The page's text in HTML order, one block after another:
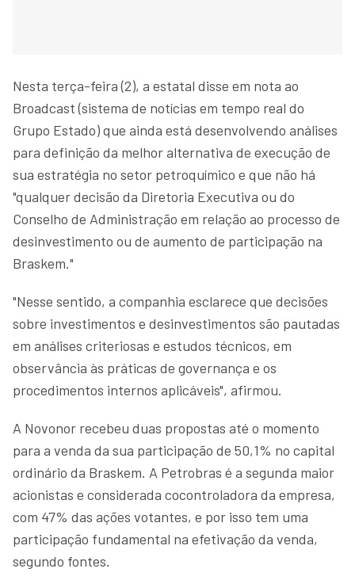
Nesta terça-feira (2), a estatal disse em nota ao
Broadcast (sistema de notícias em tempo real do
Grupo Estado) que ainda está desenvolvendo análises
para definição da melhor alternativa de execução de
sua estratégia no setor petroquímico e que não há
"qualquer decisão da Diretoria Executiva ou do
Conselho de Administração em relação ao processo de
desinvestimento ou de aumento de participação na
Braskem."
"Nesse sentido, a companhia esclarece que decisões
sobre investimentos e desinvestimentos são pautadas
em análises criteriosas e estudos técnicos, em
observância às práticas de governança e os
procedimentos internos aplicáveis", afirmou.
A Novonor recebeu duas propostas até o momento
para a venda da sua participação de 50,1% no capital
ordinário da Braskem. A Petrobras é a segunda maior
acionistas e considerada cocontroladora da empresa,
com 47% das ações votantes, e por isso tem uma
participação fundamental na efetivação da venda,
segundo fontes.